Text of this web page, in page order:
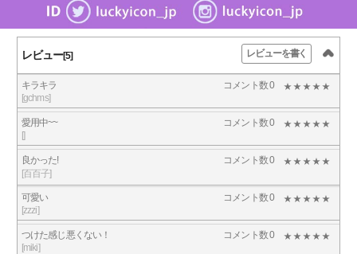
レビュー[5]
キラキラ
[gchms]
コメント数 0
愛用中~~
[]
コメント数 0
良かった!
[百百子]
コメント数 0
可愛い
[zzzi]
コメント数 0
つけた感じ悪くない！
[miki]
コメント数 0
レビューを書く